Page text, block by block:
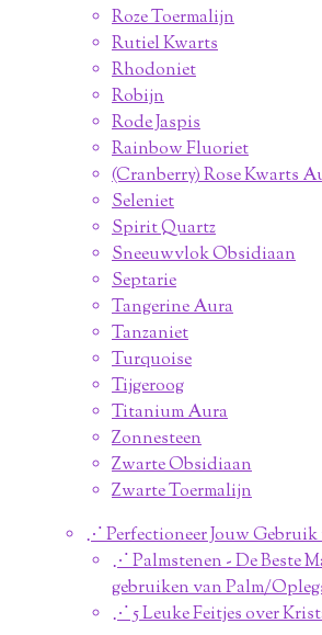
Roze Toermalijn
Rutiel Kwarts
Rhodoniet
Robijn
Rode Jaspis
Rainbow Fluoriet
(Cranberry) Rose Kwarts
Seleniet
Spirit Quartz
Sneeuwvlok Obsidiaan
Septarie
Tangerine Aura
Tanzaniet
Turquoise
Tijgeroog
Titanium Aura
Zonnesteen
Zwarte Obsidiaan
Zwarte Toermalijn
⋰ Perfectioneer Jouw
⋰ Palmstenen - De Beste
gebruiken van Palm/
⋰ 5 Leuke Feitjes over